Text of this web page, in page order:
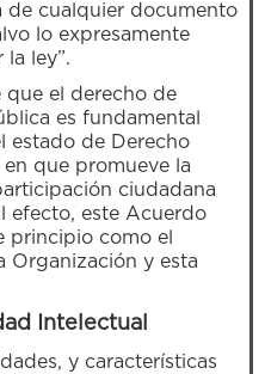
de cualquier documento
lo expresamente
ley”.
que el derecho de
es fundamental
estado de Derecho
que promueve la
ciudadana
efecto, este Acuerdo
principio como el
Organización y esta
Intelectual
y características